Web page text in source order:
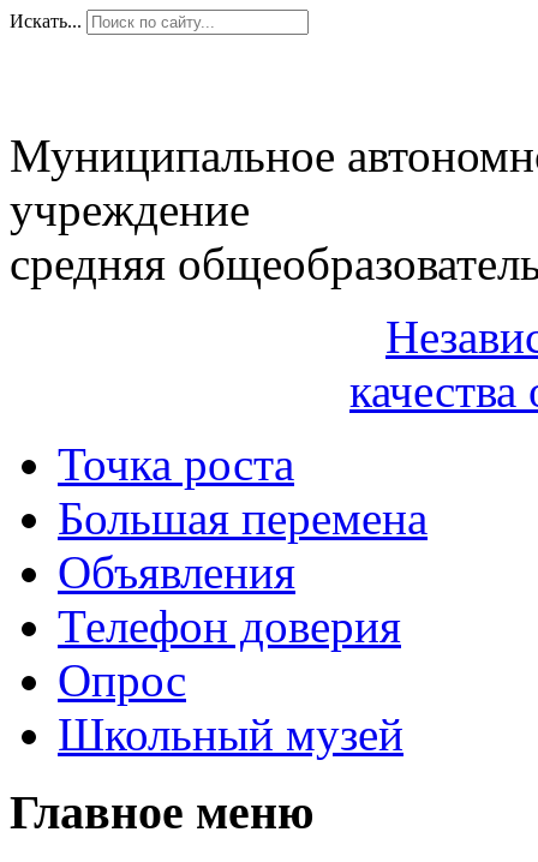
Искать...
Муниципальное
учреждение
средняя
качества
Точка роста
Большая перемена
Объявления
Телефон доверия
Опрос
Школьный музей
Главное меню